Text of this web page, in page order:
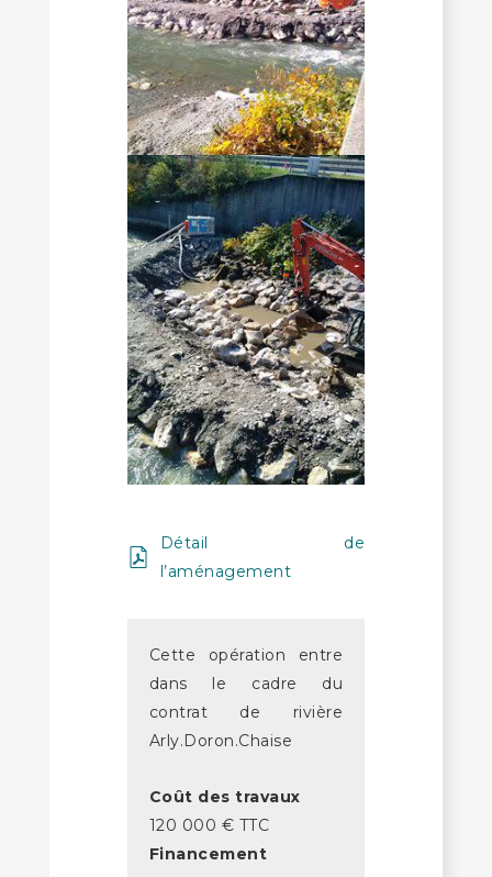
Détail de
l’aménagement
Cette opération entre
dans le cadre du
contrat de rivière
Arly.Doron.Chaise
Coût des travaux
120 000 € TTC
Financement